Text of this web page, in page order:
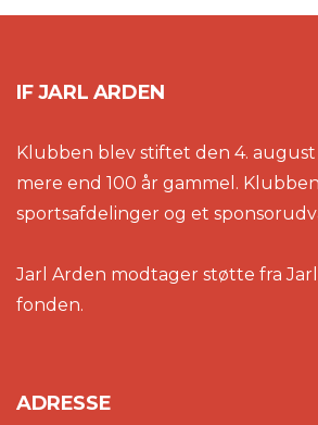
IF JARL ARDEN
Klubben blev stiftet den 4. august
mere end 100 år gammel.
sportsafdelinger og et
Jarl Arden modtager støtte fra
fonden.
ADRESSE